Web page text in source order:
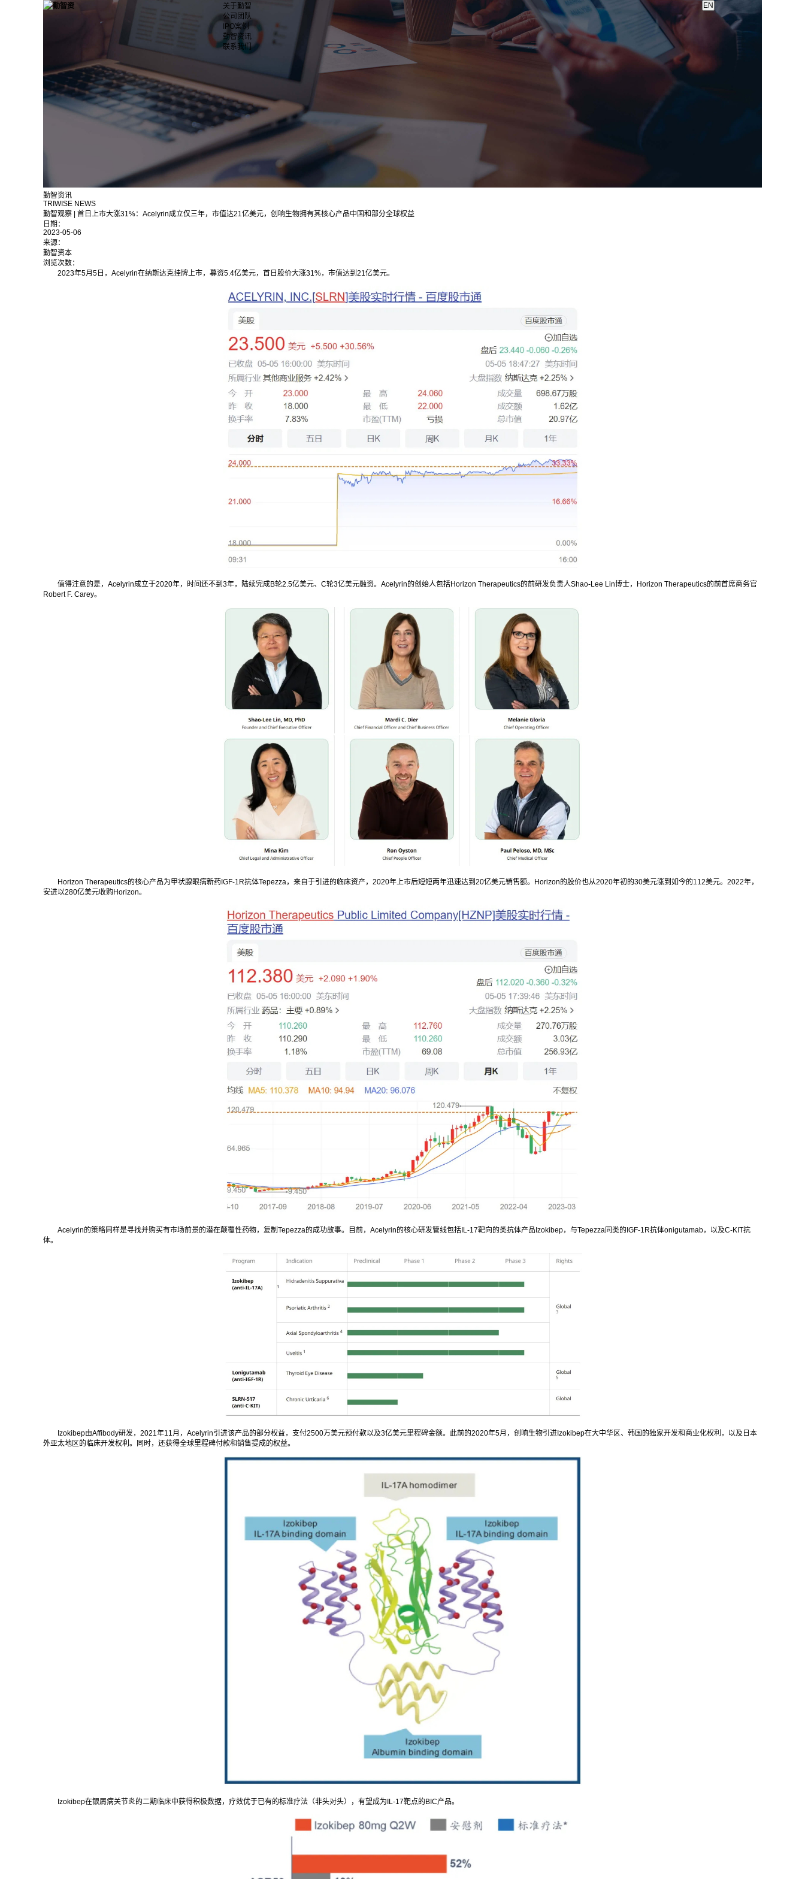
关于勤智
公司团队
IPO案例
勤智资讯
联系我们
勤智资讯
TRIWISE NEWS
勤智观察 | 首日上市大涨31%：Acelyrin成立仅三年，市值达21亿美元，创响生物拥有其核心产品中国和部分全球权益
日期：
2023-05-06
来源：
勤智资本
浏览次数：
2023年5月5日，Acelyrin在纳斯达克挂牌上市，募资5.4亿美元，首日股价大涨31%，市值达到21亿美元。
值得注意的是，Acelyrin成立于2020年，时间还不到3年，陆续完成B轮2.5亿美元、C轮3亿美元融资。Acelyrin的创始人包括Horizon Therapeutics的前研发负责人Shao-Lee Lin博士，Horizon Therapeutics的前首席商务官
Robert F. Carey。
Horizon Therapeutics的核心产品为甲状腺眼病新药IGF-1R抗体Tepezza，来自于引进的临床资产，2020年上市后短短两年迅速达到20亿美元销售额。Horizon的股价也从2020年初的30美元涨到如今的112美元。2022年，
安进以280亿美元收购Horizon。
Acelyrin的策略同样是寻找并购买有市场前景的潜在颠覆性药物，复制Tepezza的成功故事。目前，Acelyrin的核心研发管线包括IL-17靶向的类抗体产品Izokibep，与Tepezza同类的IGF-1R抗体onigutamab，以及C-KIT抗
体。
Izokibep由Affibody研发，2021年11月，Acelyrin引进该产品的部分权益，支付2500万美元预付款以及3亿美元里程碑金额。此前的2020年5月，创响生物引进Izokibep在大中华区、韩国的独家开发和商业化权利，以及日本
外亚太地区的临床开发权利。同时，还获得全球里程碑付款和销售提成的权益。
Izokibep在银屑病关节炎的二期临床中获得积极数据，疗效优于已有的标准疗法（非头对头），有望成为IL-17靶点的BIC产品。